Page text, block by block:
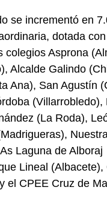
se incrementó en
dotada
Asprona
Alcalde Galindo
Ana), San Agustín
(Villarrobledo),
(La Roda),
Laguna de Alboraj
Lineal (Albacete),
el CPEE Cruz de